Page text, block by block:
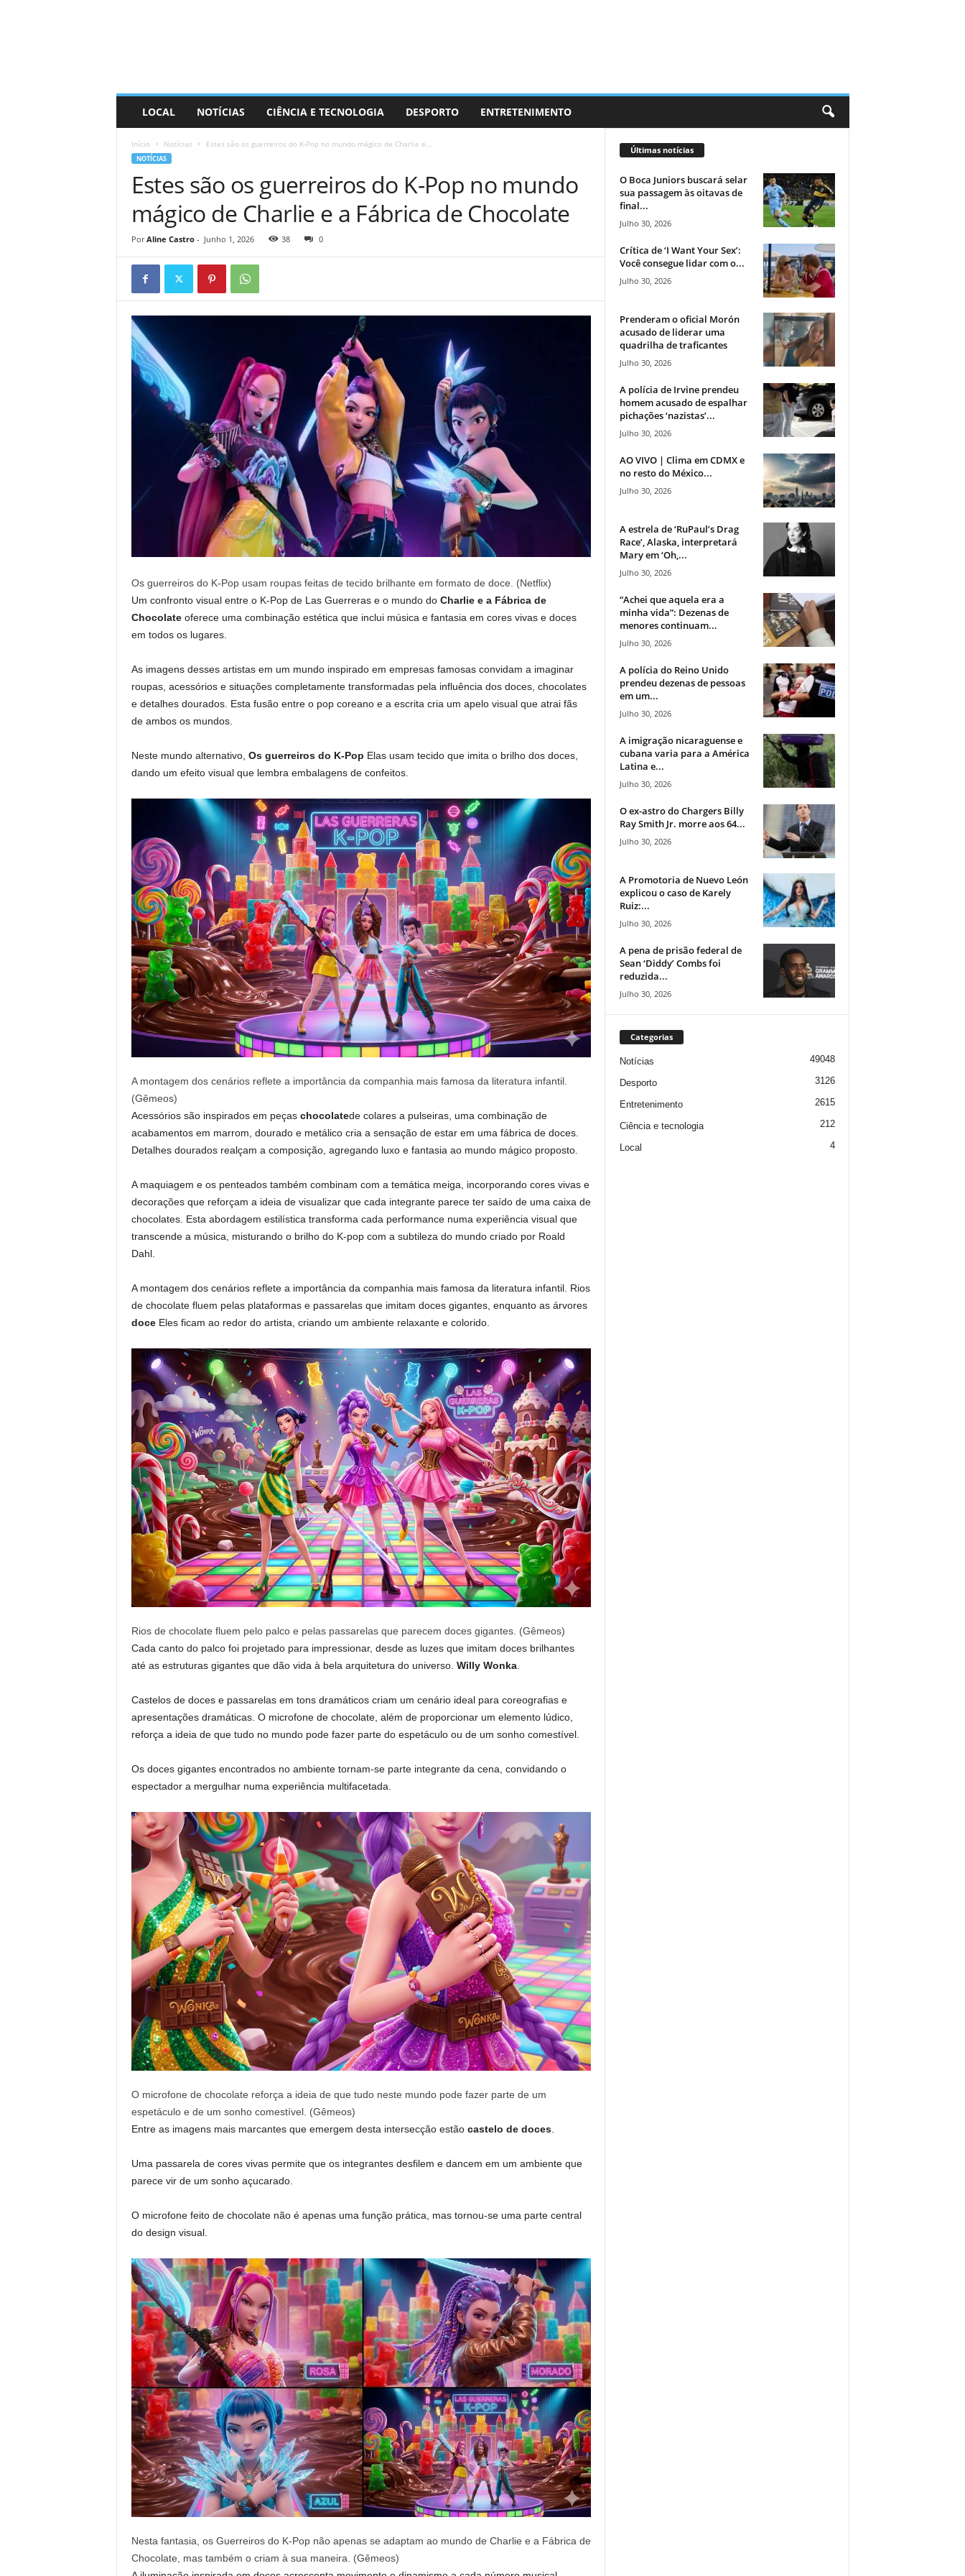
LOCAL NOTÍCIAS CIÊNCIA E TECNOLOGIA DESPORTO ENTRETENIMENTO
Início Notícias Estes são os guerreiros do K-Pop no mundo mágico de Charlie e...
NOTÍCIAS
Estes são os guerreiros do K-Pop no mundo
mágico de Charlie e a Fábrica de Chocolate
Por Aline Castro- Junho 1, 2026 38 0
Os guerreiros do K-Pop usam roupas feitas de tecido brilhante em formato de doce. (Netflix)
Um confronto visual entre o K-Pop de Las Guerreras e o mundo doCharlie e a Fábrica de
Chocolate oferece uma combinação estética que inclui música e fantasia em cores vivas e doces
em todos os lugares.
As imagens desses artistas em um mundo inspirado em empresas famosas convidam a imaginar
roupas, acessórios e situações completamente transformadas pela influência dos doces, chocolates
e detalhes dourados. Esta fusão entre o pop coreano e a escrita cria um apelo visual que atrai fãs
de ambos os mundos.
Neste mundo alternativo, Os guerreiros do K-Pop Elas usam tecido que imita o brilho dos doces,
dando um efeito visual que lembra embalagens de confeitos.
A montagem dos cenários reflete a importância da companhia mais famosa da literatura infantil.
(Gêmeos)
Acessórios são inspirados em peças chocolatede colares a pulseiras, uma combinação de
acabamentos em marrom, dourado e metálico cria a sensação de estar em uma fábrica de doces.
Detalhes dourados realçam a composição, agregando luxo e fantasia ao mundo mágico proposto.
A maquiagem e os penteados também combinam com a temática meiga, incorporando cores vivas e
decorações que reforçam a ideia de visualizar que cada integrante parece ter saído de uma caixa de
chocolates. Esta abordagem estilística transforma cada performance numa experiência visual que
transcende a música, misturando o brilho do K-pop com a subtileza do mundo criado por Roald
Dahl.
A montagem dos cenários reflete a importância da companhia mais famosa da literatura infantil. Rios
de chocolate fluem pelas plataformas e passarelas que imitam doces gigantes, enquanto as árvores
doce Eles ficam ao redor do artista, criando um ambiente relaxante e colorido.
Rios de chocolate fluem pelo palco e pelas passarelas que parecem doces gigantes. (Gêmeos)
Cada canto do palco foi projetado para impressionar, desde as luzes que imitam doces brilhantes
até as estruturas gigantes que dão vida à bela arquitetura do universo. Willy Wonka.
Castelos de doces e passarelas em tons dramáticos criam um cenário ideal para coreografias e
apresentações dramáticas. O microfone de chocolate, além de proporcionar um elemento lúdico,
reforça a ideia de que tudo no mundo pode fazer parte do espetáculo ou de um sonho comestível.
Os doces gigantes encontrados no ambiente tornam-se parte integrante da cena, convidando o
espectador a mergulhar numa experiência multifacetada.
O microfone de chocolate reforça a ideia de que tudo neste mundo pode fazer parte de um
espetáculo e de um sonho comestível. (Gêmeos)
Entre as imagens mais marcantes que emergem desta intersecção estão castelo de doces.
Uma passarela de cores vivas permite que os integrantes desfilem e dancem em um ambiente que
parece vir de um sonho açucarado.
O microfone feito de chocolate não é apenas uma função prática, mas tornou-se uma parte central
do design visual.
Nesta fantasia, os Guerreiros do K-Pop não apenas se adaptam ao mundo de Charlie e a Fábrica de
Chocolate, mas também o criam à sua maneira. (Gêmeos)
Últimas notícias
O Boca Juniors buscará selar
sua passagem às oitavas de
final...
Julho 30, 2026
Crítica de ‘I Want Your Sex’:
Você consegue lidar com o...
Julho 30, 2026
Prenderam o oficial Morón
acusado de liderar uma
quadrilha de traficantes
Julho 30, 2026
A polícia de Irvine prendeu
homem acusado de espalhar
pichações ‘nazistas’...
Julho 30, 2026
AO VIVO | Clima em CDMX e
no resto do México...
Julho 30, 2026
A estrela de ‘RuPaul’s Drag
Race’, Alaska, interpretará
Mary em ‘Oh,...
Julho 30, 2026
“Achei que aquela era a
minha vida”: Dezenas de
menores continuam...
Julho 30, 2026
A polícia do Reino Unido
prendeu dezenas de pessoas
em um...
Julho 30, 2026
A imigração nicaraguense e
cubana varia para a América
Latina e...
Julho 30, 2026
O ex-astro do Chargers Billy
Ray Smith Jr. morre aos 64...
Julho 30, 2026
A Promotoria de Nuevo León
explicou o caso de Karely
Ruiz:...
Julho 30, 2026
A pena de prisão federal de
Sean ‘Diddy’ Combs foi
reduzida...
Julho 30, 2026
Categorias
Notícias 49048
Desporto 3126
Entretenimento 2615
Ciência e tecnologia 212
Local 4